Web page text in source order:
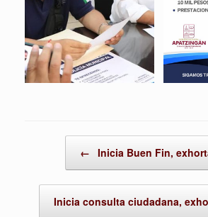
← Inicia Buen Fin,
Inicia consulta ciudadana,